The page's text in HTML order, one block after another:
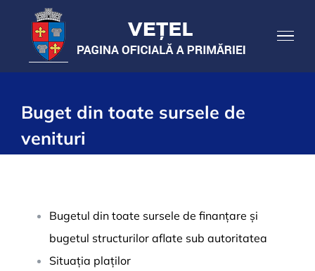
content
Buget din toate sursele de
venituri
Bugetul din toate sursele de finanțare și
bugetul structurilor aflate sub autoritatea
Situația plaților